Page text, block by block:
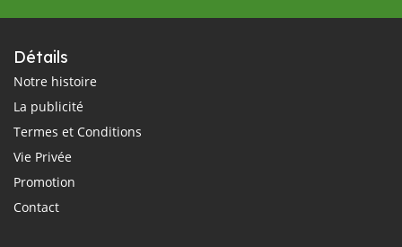
Détails
Notre histoire
La publicité
Termes et Conditions
Vie Privée
Promotion
Contact